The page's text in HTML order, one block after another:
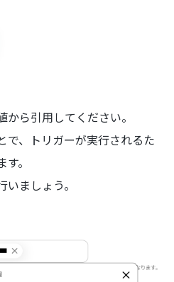
から引用してください。
で、トリガーが実行されるた
。
ましょう。